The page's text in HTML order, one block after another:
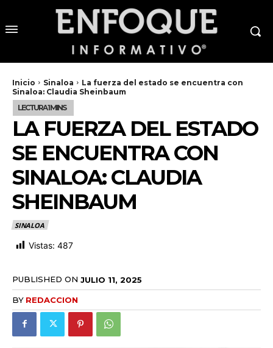
Inicio Sinaloa
La fuerza del estado se encuentra con
Sinaloa: Claudia Sheinbaum
LA FUERZA DEL ESTADO
SE ENCUENTRA CON
SINALOA: CLAUDIA
SHEINBAUM
SINALOA
Vistas: 487
PUBLISHED ON JULIO 11, 2025
BY REDACCION